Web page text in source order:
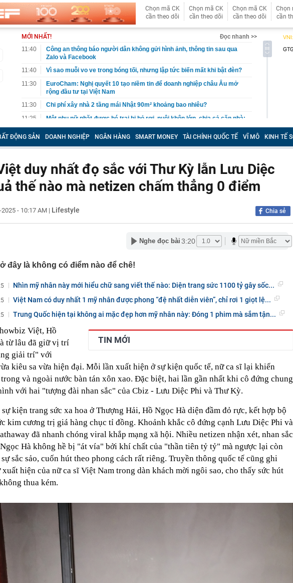
Chọn mã CK
cần theo dõi
Chọn mã CK
cần theo dõi
Chọn mã CK
cần theo dõi
Chọn
cần
MỚI NHẤT!
Đọc nhanh >>
11:40
Công an thông báo người dân không gửi hình ảnh, thông tin sau qua
Zalo và Facebook
11:40
Vì sao muỗi vo ve trong bóng tối, nhưng lập tức biến mất khi bật đèn?
11:30
EuroCham: Nghị quyết 10 tạo niềm tin để doanh nghiệp châu Âu mở
rộng đầu tư tại Việt Nam
11:30
Chi phí xây nhà 2 tầng mái Nhật 90m² khoảng bao nhiêu?
11:25
Một phụ nữ nhặt được bé trai bị bỏ rơi, nuôi khôn lớn, chia cả căn nhà:
Kết cục sau 24 năm khiến nhiều người xúc động
11:22
Anh em của vàng bất ngờ tăng giá 5% chỉ trong một phiên: Điều gì
đang xảy ra?
QUỐC KHÁNH 2027
11:21
Phong tỏa khu vực, thu giữ 266 hiện vật vàng trị giá hơn 26 tỷ đồng do
một cặp vợ chồng phát hiện khi thay sàn nhà
Bamboo Capital bị huỷ tư cách công ty đại chúng
startup riêng: Cuộc đại tháo chạy nhân tài tại Google
11:12
Chủ hàng hoa quả lâu năm nói thẳng: 4 loại quả này rẻ mấy cũng đừng
11:11
Tịch thu gần 700 tỷ đồng tiền mặt cùng 74 kg vàng thỏi tại một căn nhà
11:07
Trình Quốc hội xem xét thành lập thành phố Quảng Ninh và thành phố
Bắc Ninh
11:03
Ngày 7 tháng 8 là mùa thu, hãy nhớ ăn 2 món từ "2 loại rau vàng", nếu
không bạn sẽ phải đợi đến năm sau!
PNJ triệu tập đại hội đồng cổ đông bất thường
11:00
Chính phủ đề xuất hơn 288 nghìn tỷ làm đường Vành đai 5 - Vùng Thủ
đô qua 7 địa phương
7 câu hỏi nên tự trả lời trước khi mua vàng
ĐỘNG SẢN DOANH NGHIỆP NGÂN HÀNG SMART MONEY TÀI CHÍNH QUỐC TẾ VĨ MÔ KINH TẾ
duy nhất đọ sắc với Thư Kỳ lẫn Lưu Diệc
thế nào mà netizen chấm thẳng 0 điểm
- 10:17 AM | Lifestyle Chia sẻ
Nghe đọc bài 3:20
đây là không có điểm nào để chê!
Nhìn mỹ nhân này mới hiểu chữ sang viết thế nào: Diện trang sức 1100 tỷ gây sốc...
Việt Nam có duy nhất 1 mỹ nhân được phong “đệ nhất diễn viên”, chỉ rơi 1 giọt lệ...
Trung Quốc hiện tại không ai mặc đẹp hơn mỹ nhân này: Đóng 1 phim mà sắm tận...
TIN MỚI
Việt, Hồ
từ lâu đã giữ vị trí
giải trí" với
kiêu sa vừa hiện đại. Mỗi lần xuất hiện ở sự kiện quốc tế, nữ ca sĩ lại khiến
và ngoài nước bàn tán xôn xao. Đặc biệt, hai lần gần nhất khi cô đứng chung
với hai "tượng đài nhan sắc" của Cbiz - Lưu Diệc Phi và Thư Kỳ.
kiện trang sức xa hoa ở Thượng Hải, Hồ Ngọc Hà diện đầm đỏ rực, kết hợp bộ
kim cương trị giá hàng chục tỉ đồng. Khoảnh khắc cô đứng cạnh Lưu Diệc Phi và
đã nhanh chóng viral khắp mạng xã hội. Nhiều netizen nhận xét, nhan sắc
Hà không hề bị "át vía" bởi khí chất của "thần tiên tỷ tỷ" mà ngược lại còn
sắc sảo, cuốn hút theo phong cách rất riêng. Truyền thông quốc tế cũng ghi
xuất hiện của nữ ca sĩ Việt Nam trong dàn khách mời ngôi sao, cho thấy sức hút
thua kém.